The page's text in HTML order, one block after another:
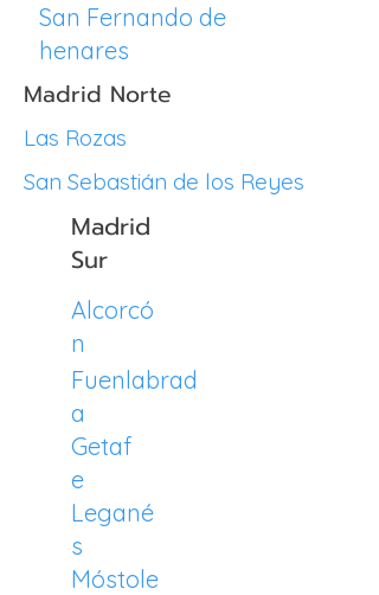
San Fernando de
henares
Madrid Norte
Las Rozas
San Sebastián de los Reyes
Madrid
Sur
Alcorcó
n
Fuenlabrad
a
Getaf
e
Legané
s
Móstole